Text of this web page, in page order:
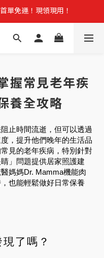
問題油品，點我看詳情 →
單免運！現領現用！
惠不錯過！
握常見老年疾
養全攻略
止時間流逝，但可以透過
，提升他們晚年的生活品
見的老年疾病，特別針對
」問題提供居家照護建
媽媽Dr. Mamma機能肉
也能輕鬆做好日常保養
了嗎？